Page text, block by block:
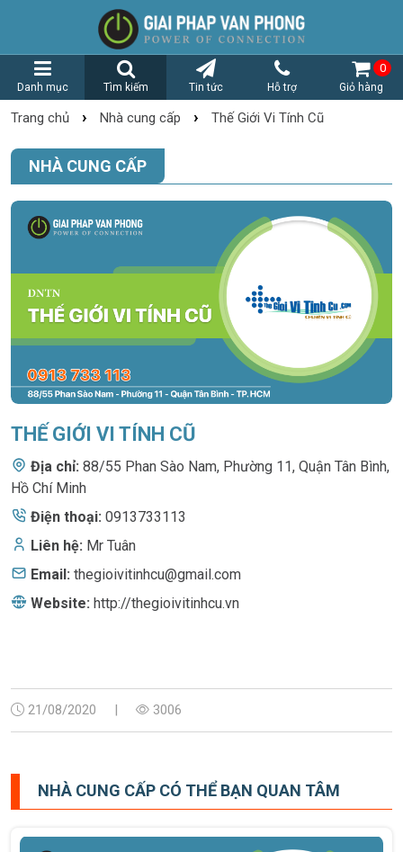
Danh mục Tìm kiếm Tin tức Hỗ trợ Giỏ hàng
0
Trang chủ › Nhà cung cấp › Thế Giới Vi Tính Cũ
NHÀ CUNG CẤP
THẾ GIỚI VI TÍNH CŨ
Địa chỉ: 88/55 Phan Sào Nam, Phường 11, Quận Tân Bình,
Hồ Chí Minh
Điện thoại: 0913733113
Liên hệ: Mr Tuân
Email: thegioivitinhcu@gmail.com
Website: http://thegioivitinhcu.vn
21/08/2020 | 3006
NHÀ CUNG CẤP CÓ THỂ BẠN QUAN TÂM